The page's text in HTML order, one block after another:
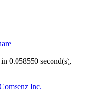
in 0.058550 second(s),
Comsenz Inc.